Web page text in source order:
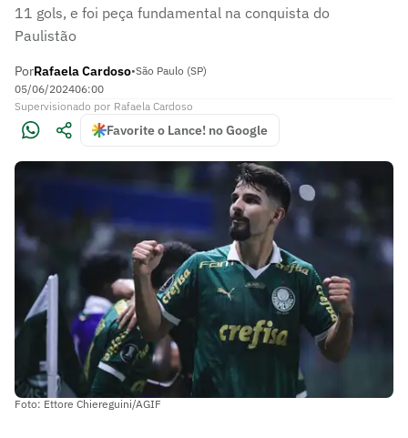
11 gols, e foi peça fundamental na conquista do
Paulistão
PorRafaela Cardoso•São Paulo (SP)
05/06/202406:00
Supervisionado por Rafaela Cardoso
Favorite o Lance! no Google
Foto: Ettore Chiereguini/AGIF